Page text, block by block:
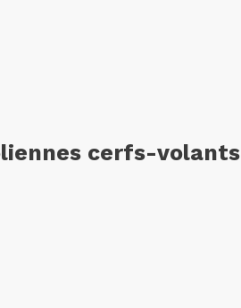
cerfs-volants